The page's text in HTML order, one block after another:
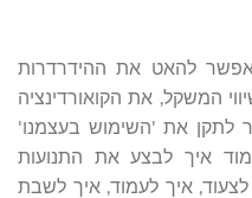
להאט את ההידרדרות
המשקל, את הקואורדינציה
לתקן את 'השימוש בעצמנו'
איך לבצע את התנועות
לצעוד, איך לעמוד, איך לשבת